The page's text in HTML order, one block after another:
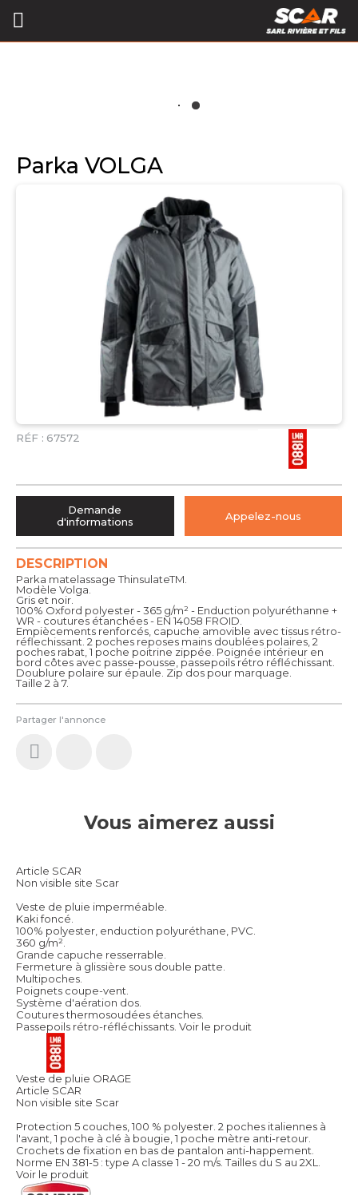
Parka VOLGA
RÉF : 67572
Partager l'annonce
DESCRIPTION
Parka matelassage ThinsulateTM.
Modèle Volga.
Gris et noir.
100% Oxford polyester - 365 g/m² - Enduction polyuréthanne +
WR - coutures étanchées - EN 14058 FROID.
Empiècements renforcés, capuche amovible avec tissus rétro-
réflechissant. 2 poches reposes mains doublées polaires, 2
poches rabat, 1 poche poitrine zippée. Poignée intérieur en
bord côtes avec passe-pousse, passepoils rétro réfléchissant.
Doublure polaire sur épaule. Zip dos pour marquage.
Taille 2 à 7.
Demande
d'informations
Appelez-nous
Vous aimerez aussi
Article SCAR
Non visible site Scar
Veste de pluie imperméable.
Kaki foncé.
100% polyester, enduction polyuréthane, PVC.
360 g/m².
Grande capuche resserrable.
Fermeture à glissière sous double patte.
Multipoches.
Poignets coupe-vent.
Système d'aération dos.
Coutures thermosoudées étanches.
Passepoils rétro-réfléchissants. Voir le produit
Veste de pluie ORAGE
Article SCAR
Non visible site Scar
Protection 5 couches, 100 % polyester. 2 poches italiennes à
l'avant, 1 poche à clé à bougie, 1 poche mètre anti-retour.
Crochets de fixation en bas de pantalon anti-happement.
Norme EN 381-5 : type A classe 1 - 20 m/s. Tailles du S au 2XL.
Voir le produit